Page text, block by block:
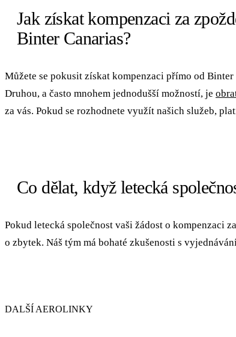
Jak získat kompenzaci za
Binter Canarias?
Můžete se pokusit získat kompenzaci přímo od
Druhou, a často mnohem jednodušší možností, je
za vás. Pokud se rozhodnete využít našich služeb,
Co dělat, když letecká
Pokud letecká společnost vaši žádost o kompenzaci
o zbytek. Náš tým má bohaté zkušenosti s
DALŠÍ AEROLINKY